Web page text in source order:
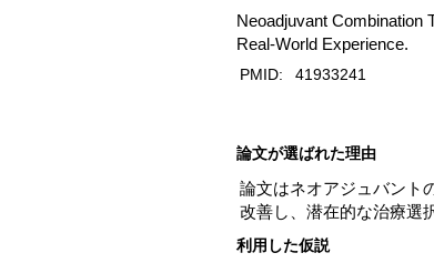
Neoadjuvant Combination
Real-World Experience.
PMID: 41933241
​論文が選ばれた理由
論文はネオアジュバント
改善し、潜在的な治療選
利用した仮説